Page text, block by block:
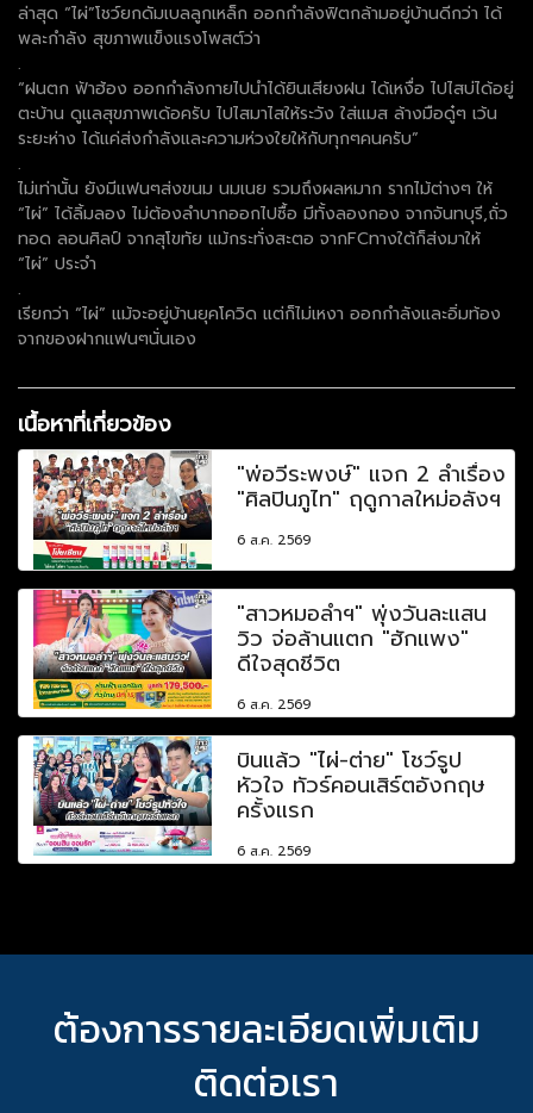
ล่าสุด “ไผ่”โชว์ยกดัมเบลลูกเหล็ก ออกกำลังฟิตกล้ามอยู่บ้านดีกว่า ได้
พละกำลัง สุขภาพแข็งแรงโพสต์ว่า
.
“ฝนตก ฟ้าฮ้อง ออกกำลังกายไปนำได้ยินเสียงฝน ได้เหงื่อ ไปไสบ่ได้อยู่
ตะบ้าน ดูแลสุขภาพเด้อครับ ไปไสมาไสให้ระวัง ใส่แมส ล้างมือดู๋ๆ เว้น
ระยะห่าง ได้แค่ส่งกำลังและความห่วงใยให้กับทุกๆคนครับ”
.
ไม่เท่านั้น ยังมีแฟนๆส่งขนม นมเนย รวมถึงผลหมาก รากไม้ต่างๆ ให้
“ไผ่” ได้ลิ้มลอง ไม่ต้องลำบากออกไปซื้อ มีทั้งลองกอง จากจันทบุรี,ถั่ว
ทอด ลอนศิลป์ จากสุโขทัย แม้กระทั่งสะตอ จากFCทางใต้ก็ส่งมาให้
“ไผ่” ประจำ
.
เรียกว่า “ไผ่” แม้จะอยู่บ้านยุคโควิด แต่ก็ไม่เหงา ออกกำลังและอิ่มท้อง
จากของฝากแฟนๆนั่นเอง
เนื้อหาที่เกี่ยวข้อง
"พ่อวีระพงษ์" แจก 2 ลำเรื่อง
"ศิลปินภูไท" ฤดูกาลใหม่อลังฯ
6 ส.ค. 2569
"สาวหมอลำฯ" พุ่งวันละแสน
วิว จ่อล้านแตก "ฮักแพง"
ดีใจสุดชีวิต
6 ส.ค. 2569
บินแล้ว "ไผ่-ต่าย" โชว์รูป
หัวใจ ทัวร์คอนเสิร์ตอังกฤษ
ครั้งแรก
6 ส.ค. 2569
ต้องการรายละเอียดเพิ่มเติม
ติดต่อเรา